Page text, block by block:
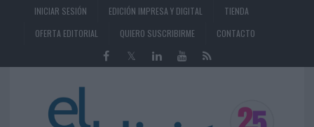
INICIAR SESIÓN EDICIÓN IMPRESA Y DIGITAL
TIENDA
OFERTA EDITORIAL
QUIERO SUSCRIBIRME CONTACTO